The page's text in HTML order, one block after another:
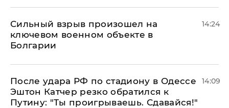
Сильный взрыв произошел на
ключевом военном объекте в
Болгарии
14:24
После удара РФ по стадиону в Одессе
Эштон Катчер резко обратился к
Путину: "Ты проигрываешь. Сдавайся!"
14:09